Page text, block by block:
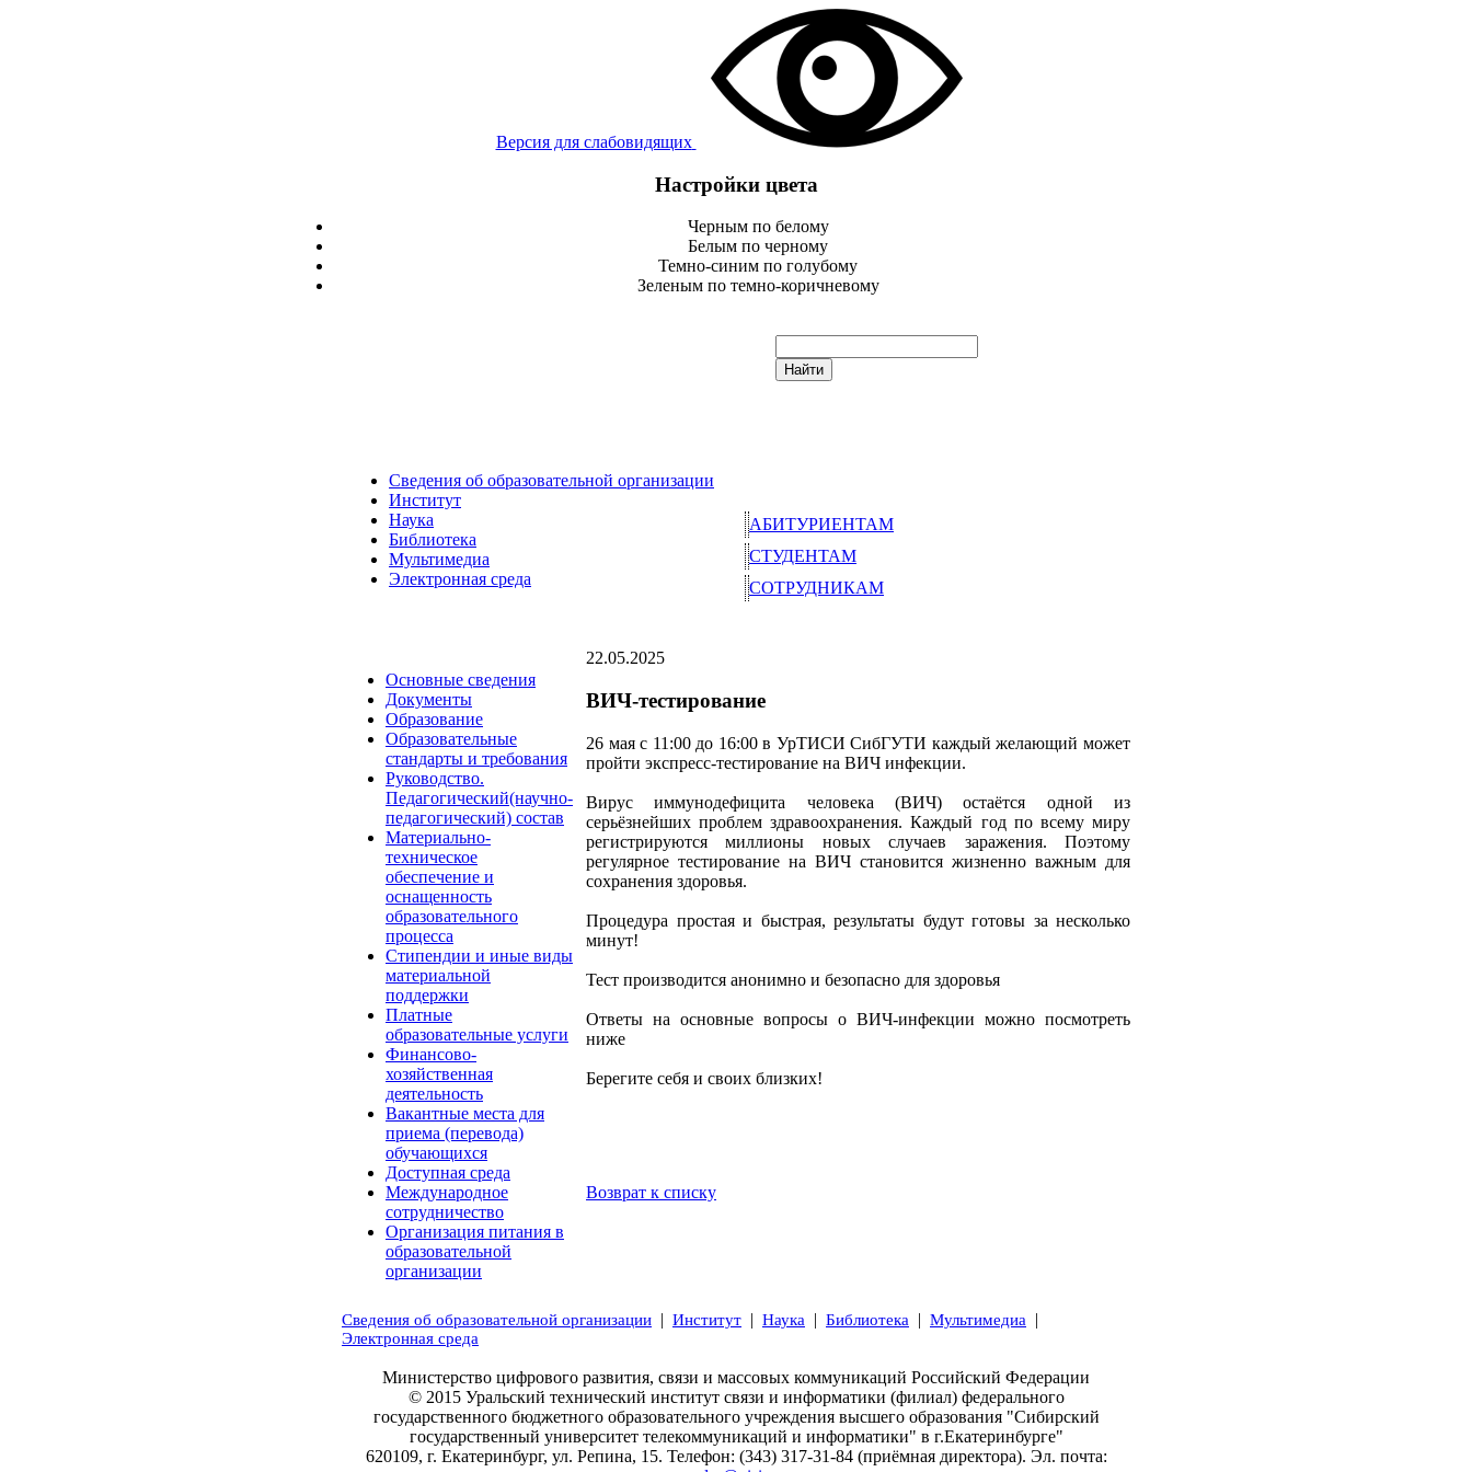
Версия для слабовидящих
Настройки цвета
Черным по белому
Белым по черному
Темно-синим по голубому
Зеленым по темно-коричневому
Сведения об образовательной организации
Институт
Наука
Библиотека
Мультимедиа
Электронная среда
АБИТУРИЕНТАМ
СТУДЕНТАМ
СОТРУДНИКАМ
Основные сведения
Документы
Образование
Образовательные
стандарты и требования
Руководство.
Педагогический(научно-
педагогический) состав
Материально-
техническое
обеспечение и
оснащенность
образовательного
процесса
Стипендии и иные виды
материальной
поддержки
Платные
образовательные услуги
Финансово-
хозяйственная
деятельность
Вакантные места для
приема (перевода)
обучающихся
Доступная среда
Международное
сотрудничество
Организация питания в
образовательной
организации
22.05.2025
ВИЧ-тестирование
26 мая с 11:00 до 16:00 в УрТИСИ СибГУТИ каждый желающий может
пройти экспресс-тестирование на ВИЧ инфекции.
Вирус иммунодефицита человека (ВИЧ) остаётся одной из
серьёзнейших проблем здравоохранения. Каждый год по всему миру
регистрируются миллионы новых случаев заражения. Поэтому
регулярное тестирование на ВИЧ становится жизненно важным для
сохранения здоровья.
Процедура простая и быстрая, результаты будут готовы за несколько
минут!
Тест производится анонимно и безопасно для здоровья
Ответы на основные вопросы о ВИЧ-инфекции можно посмотреть
ниже
Берегите себя и своих близких!
Возврат к списку
Сведения об образовательной организации | Институт | Наука | Библиотека | Мультимедиа |
Электронная среда
Министерство цифрового развития, связи и массовых коммуникаций Российский Федерации
© 2015 Уральский технический институт связи и информатики (филиал) федерального
государственного бюджетного образовательного учреждения высшего образования "Сибирский
государственный университет телекоммуникаций и информатики" в г.Екатеринбурге"
620109, г. Екатеринбург, ул. Репина, 15. Телефон: (343) 317-31-84 (приёмная директора). Эл. почта: